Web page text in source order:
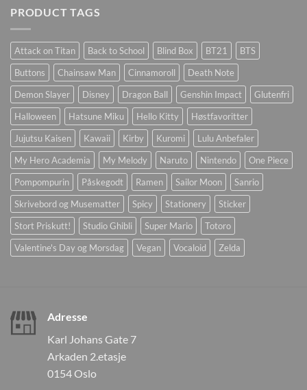
PRODUCT TAGS
Attack on Titan Back to School Blind Box BT21
BTS
Buttons
Chainsaw Man Cinnamoroll
Death Note
Demon Slayer
Disney Dragon Ball Genshin Impact
Glutenfri
Halloween
Hatsune Miku Hello Kitty
Høstfavoritter
Jujutsu Kaisen
Kawaii Kirby Kuromi
Lulu Anbefaler
My Hero Academia
My Melody Naruto Nintendo
One Piece
Pompompurin
Påskegodt Ramen Sailor Moon
Sanrio
Skrivebord og Musematter
Spicy Stationery
Sticker
Stort Priskutt!
Studio Ghibli Super Mario
Totoro
Valentine's Day og Morsdag
Vegan Vocaloid Zelda
Adresse
Karl Johans Gate 7
Arkaden 2.etasje
0154 Oslo